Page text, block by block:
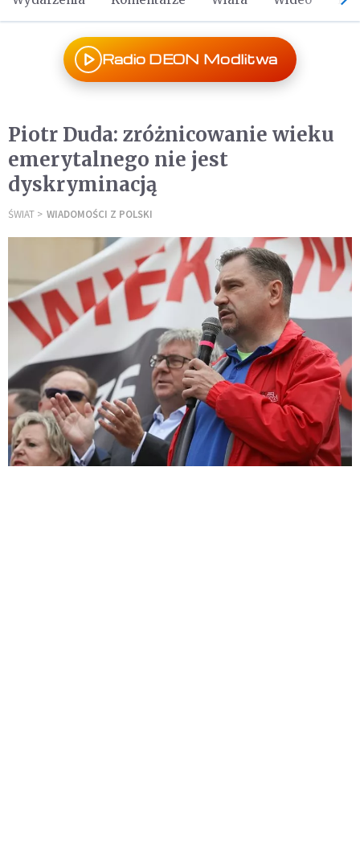
Radio DEON Modlitwa
Piotr Duda: zróżnicowanie wieku
emerytalnego nie jest
dyskryminacją
ŚWIAT WIADOMOŚCI Z POLSKI